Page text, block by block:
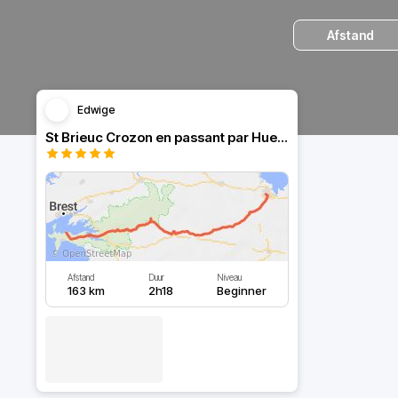
Afstand
Edwige
St Brieuc Crozon en passant par Huelgoat
Afstand
163 km
Duur
2h18
Niveau
Beginner